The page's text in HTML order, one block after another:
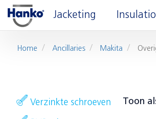
Jacketing
Home Ancillaries Makita
Verzinkte schroeven Toon